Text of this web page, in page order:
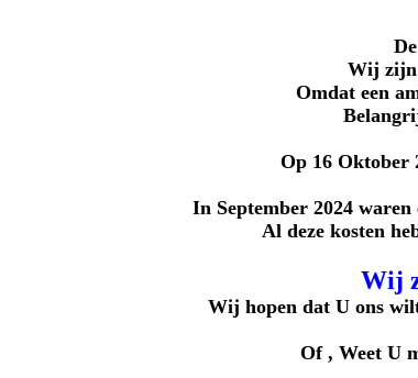
Wij zijn
Omdat een
Op 16 Oktober
In September 2024
Al deze kosten
Wij
Wij hopen dat U ons
Of , Weet U